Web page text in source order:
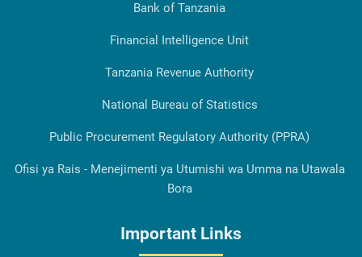
Bank of Tanzania
Financial Intelligence Unit
Tanzania Revenue Authority
National Bureau of Statistics
Public Procurement Regulatory Authority (PPRA)
Ofisi ya Rais - Menejimenti ya Utumishi wa Umma na Utawala
Bora
Important Links